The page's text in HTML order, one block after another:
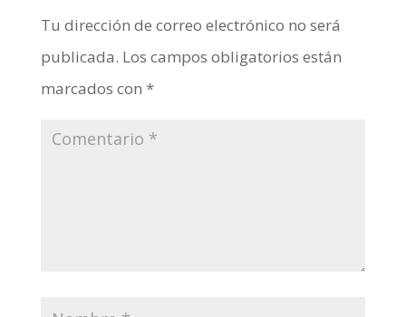
Tu dirección de correo electrónico no será
publicada. Los campos obligatorios están
marcados con *